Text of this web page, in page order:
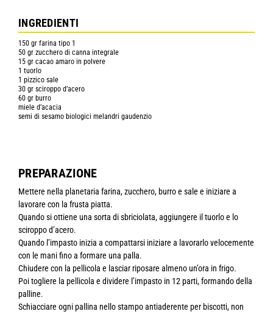
INGREDIENTI
150 gr farina tipo 1
50 gr zucchero di canna integrale
15 gr cacao amaro in polvere
1 tuorlo
1 pizzico sale
30 gr sciroppo d’acero
60 gr burro
miele d’acacia
semi di sesamo biologici melandri gaudenzio
PREPARAZIONE
Mettere nella planetaria farina, zucchero, burro e sale e iniziare a
lavorare con la frusta piatta.
Quando si ottiene una sorta di sbriciolata, aggiungere il tuorlo e lo
sciroppo d’acero.
Quando l’impasto inizia a compattarsi iniziare a lavorarlo velocemente
con le mani fino a formare una palla.
Chiudere con la pellicola e lasciar riposare almeno un’ora in frigo.
Poi togliere la pellicola e dividere l’impasto in 12 parti, formando della
palline.
Schiacciare ogni pallina nello stampo antiaderente per biscotti, non